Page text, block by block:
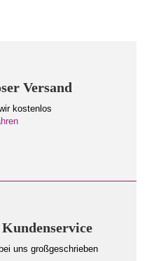
Versand
kostenlos
uns großgeschrieben